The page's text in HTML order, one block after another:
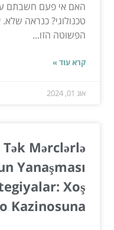
האם אי פעם חשבתם
טכנולוגי? כנראה
הפשוטה הזו...
קרא עוד »
אוג 01, 2024
Mərclərlə
Yanaşması
Xoş
Kazinosuna